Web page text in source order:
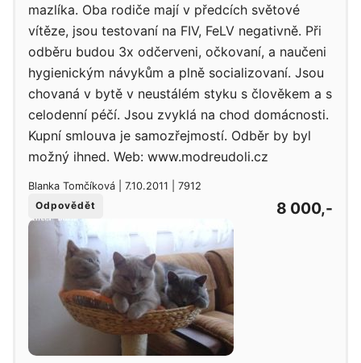
mazlíka. Oba rodiče mají v předcích světové
vítěze, jsou testovaní na FIV, FeLV negativně. Při
odběru budou 3x odčerveni, očkovaní, a naučeni
hygienickým návykům a plně socializovaní. Jsou
chovaná v bytě v neustálém styku s člověkem a s
celodenní péčí. Jsou zvyklá na chod domácnosti.
Kupní smlouva je samozřejmostí. Odběr by byl
možný ihned. Web: www.modreudoli.cz
Blanka Tomčíková | 7.10.2011 | 7912
Odpovědět
8 000,-